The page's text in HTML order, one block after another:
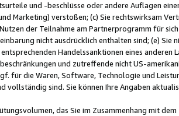
und -beschlüsse oder andere Auflagen
Marketing) verstoßen; (c) Sie rechtswirksam
der Teilnahme am Partnerprogramm für
nicht ausdrücklich enthalten sind; (e) Sie
Handelssanktionen eines anderen
und zutreffende nicht US-
für die Waren, Software, Technologie und
vollständig sind. Sie können Ihre Angaben
das Sie im Zusammenhang mit dem